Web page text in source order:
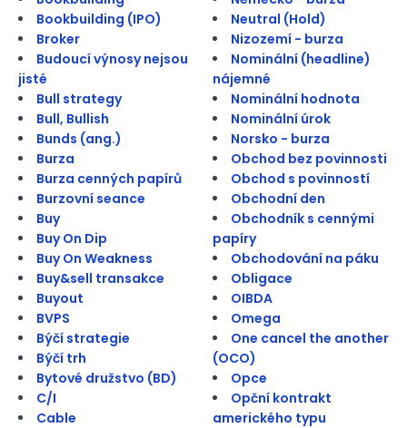
Bookbuilding (IPO)
Broker
Budoucí výnosy nejsou
jisté
Bull strategy
Bull, Bullish
Bunds (ang.)
Burza
Burza cenných papírů
Burzovní seance
Buy
Buy On Dip
Buy On Weakness
Buy&sell transakce
Buyout
BVPS
Býčí strategie
Býčí trh
Bytové družstvo (BD)
C/I
Cable
Neutral (Hold)
Nizozemí - burza
Nominální (headline)
nájemné
Nominální hodnota
Nominální úrok
Norsko - burza
Obchod bez povinnosti
Obchod s povinností
Obchodní den
Obchodník s cennými
papíry
Obchodování na páku
Obligace
OIBDA
Omega
One cancel the another
(OCO)
Opce
Opční kontrakt
amerického typu